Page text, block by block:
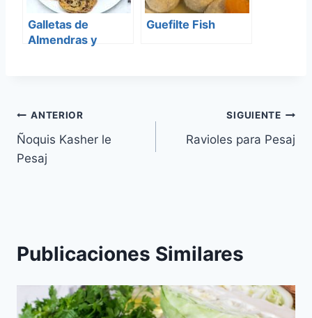
Galletas de
Almendras y
Guefilte Fish
Navegación
de
ANTERIOR
Ñoquis Kasher le
Pesaj
SIGUIENTE
Ravioles para Pesaj
Publicaciones Similares